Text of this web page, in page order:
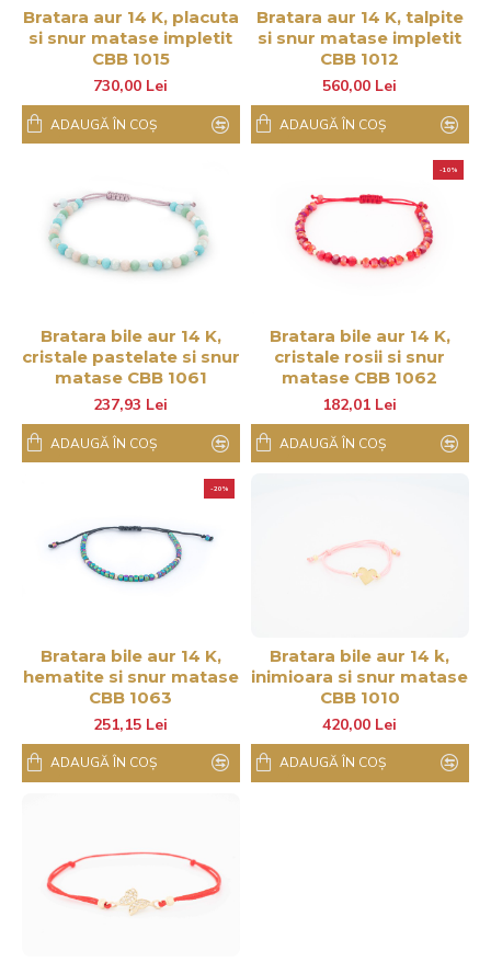
Bratara aur 14 K, placuta
si snur matase impletit
CBB 1015
730,00 Lei
ADAUGĂ ÎN COŞ
Bratara aur 14 K, talpite
si snur matase impletit
CBB 1012
560,00 Lei
ADAUGĂ ÎN COŞ
Bratara bile aur 14 K,
cristale pastelate si snur
matase CBB 1061
237,93 Lei
ADAUGĂ ÎN COŞ
-10%
Bratara bile aur 14 K,
cristale rosii si snur
matase CBB 1062
182,01 Lei
ADAUGĂ ÎN COŞ
-20%
Bratara bile aur 14 K,
hematite si snur matase
CBB 1063
251,15 Lei
ADAUGĂ ÎN COŞ
Bratara bile aur 14 k,
inimioara si snur matase
CBB 1010
420,00 Lei
ADAUGĂ ÎN COŞ